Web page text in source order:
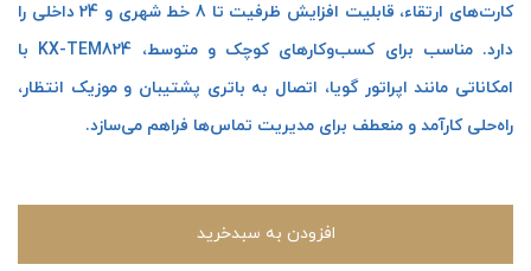
کارت‌های ارتقاء، قابلیت افزایش ظرفیت تا 8 خط شهری و 24 داخلی را
دارد. مناسب برای کسب‌وکارهای کوچک و متوسط، KX-TEM824 با
امکاناتی مانند اپراتور گویا، اتصال به باتری پشتیبان و موزیک انتظار،
راه‌حلی کارآمد و منعطف برای مدیریت تماس‌ها فراهم می‌سازد.
افزودن به سبدخرید